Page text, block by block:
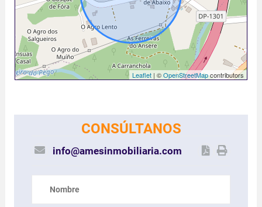
Leaflet | ©OpenStreetMapcontributors
CONSÚLTANOS
info@amesinmobiliaria.com